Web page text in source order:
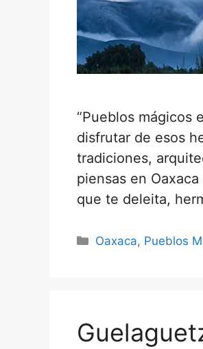
“Pueblos mágicos
disfrutar de esos
tradiciones,
piensas en
que te deleita,
Categorías
Oaxaca, Pueblos